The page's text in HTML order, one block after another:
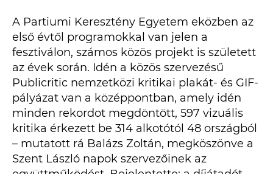
A Partiumi Keresztény Egyetem eközben az
első évtől programokkal van jelen a
fesztiválon, számos közös projekt is született
az évek során. Idén a közös szervezésű
Publicritic nemzetközi kritikai plakát- és GIF-
pályázat van a középpontban, amely idén
minden rekordot megdöntött, 597 vizuális
kritika érkezett be 314 alkotótól 48 országból
– mutatott rá Balázs Zoltán, megköszönve a
Szent László napok szervezőinek az